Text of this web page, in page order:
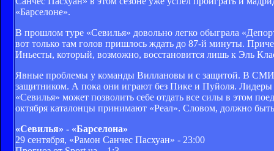
«Барселоне».
В прошлом туре «Севилья» довольно легко обыграла
вот только там голов пришлось ждать до 87-й минуты.
Иньесты, который, возможно, восстановится лишь к Эль
Явные проблемы у команды Виллановы и с защитой. В СМИ
защитником. А пока они играют без Пике и Пуйоля. Лидеры
«Севилья» может позволить себе отдать все силы в этом
октября каталонцы принимают «Реал». Словом, должно
«Севилья» - «Барселона»
29 сентября, «Рамон Санчес Пасхуан» - 23:00